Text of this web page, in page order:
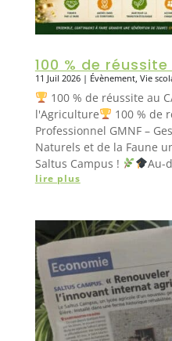
100 % de
11 Juil 2026| Évènement, Vie
100 % de réussite au
l'Agriculture
100 % de
Professionnel GMNF –
Naturels et de la Faune
Saltus Campus !
Au-
lire plus